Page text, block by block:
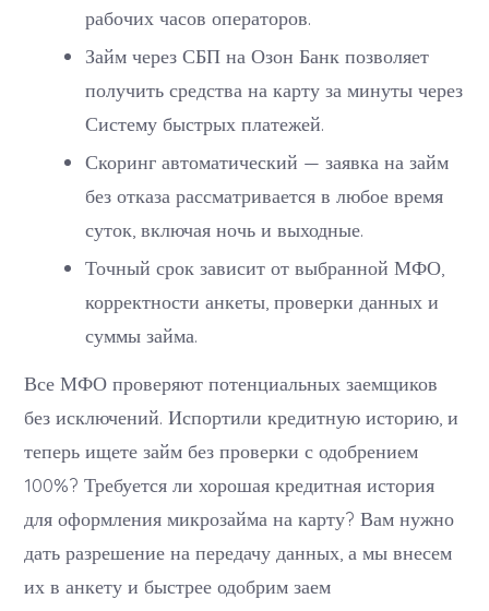
рабочих часов операторов.
Займ через СБП на Озон Банк позволяет
получить средства на карту за минуты через
Систему быстрых платежей.
Скоринг автоматический — заявка на займ
без отказа рассматривается в любое время
суток, включая ночь и выходные.
Точный срок зависит от выбранной МФО,
корректности анкеты, проверки данных и
суммы займа.
Все МФО проверяют потенциальных заемщиков
без исключений. Испортили кредитную историю, и
теперь ищете займ без проверки с одобрением
100%? Требуется ли хорошая кредитная история
для оформления микрозайма на карту? Вам нужно
дать разрешение на передачу данных, а мы внесем
их в анкету и быстрее одобрим заем